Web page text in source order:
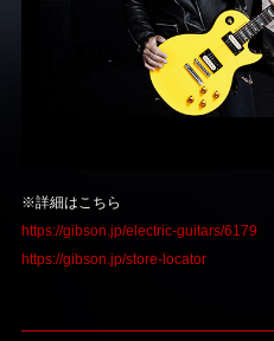
※詳細はこちら
https://gibson.jp/electric-guitars/6179
https://gibson.jp/store-locator